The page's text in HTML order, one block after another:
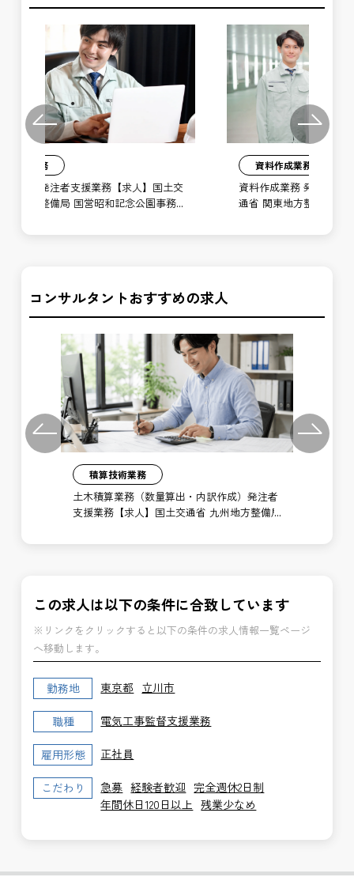
Previous
資料作成業務 発注者支援業務【求人】国土交
通省 関東地方整備局 甲武営繕事務所
Next
コンサルタントおすすめの求人
Previous
積算技術業務
土木積算業務（数量算出・内訳作成）発注者
支援業務【求人】国土交通省 関東地方整備局
Next
この求人は以下の条件に合致しています
※リンクをクリックすると以下の条件の求人情報一覧ページ
へ移動します。
勤務地 東京都 立川市
職種 電気工事監督支援業務
雇用形態 正社員
こだわり 急募 経験者歓迎 完全週休2日制
年間休日120日以上 残業少なめ